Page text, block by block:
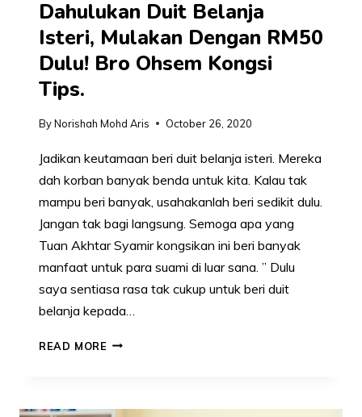
Dahulukan Duit Belanja
Isteri, Mulakan Dengan RM50
Dulu! Bro Ohsem Kongsi
Tips.
ByNorishah Mohd Aris October 26, 2020
Jadikan keutamaan beri duit belanja isteri. Mereka
dah korban banyak benda untuk kita. Kalau tak
mampu beri banyak, usahakanlah beri sedikit dulu.
Jangan tak bagi langsung. Semoga apa yang
Tuan Akhtar Syamir kongsikan ini beri banyak
manfaat untuk para suami di luar sana. ” Dulu
saya sentiasa rasa tak cukup untuk beri duit
belanja kepada…
READ MORE DAHULUKAN
ISTERI,